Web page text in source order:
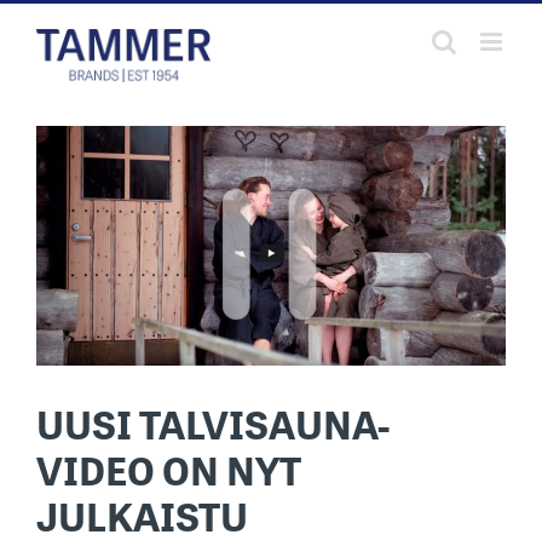
UUSI TALVISAUNA-
VIDEO ON NYT
JULKAISTU